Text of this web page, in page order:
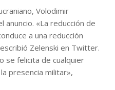
Volodimir
anuncio. «La reducción de
a una reducción
Zelenski en Twitter.
se felicita de cualquier
presencia militar»,